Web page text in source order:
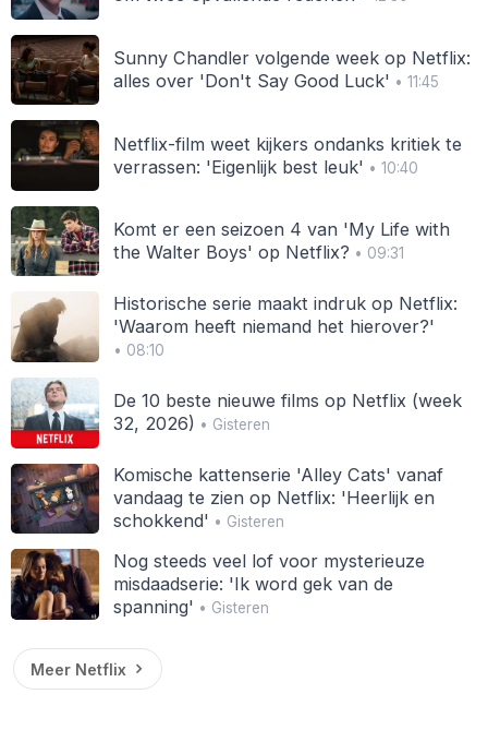
Sunny Chandler volgende week op Netflix:
alles over 'Don't Say Good Luck' • 11:45
Netflix-film weet kijkers ondanks kritiek te
verrassen: 'Eigenlijk best leuk' • 10:40
Komt er een seizoen 4 van 'My Life with
the Walter Boys' op Netflix? • 09:31
Historische serie maakt indruk op Netflix:
'Waarom heeft niemand het hierover?'
• 08:10
De 10 beste nieuwe films op Netflix (week
32, 2026) • Gisteren
Komische kattenserie 'Alley Cats' vanaf
vandaag te zien op Netflix: 'Heerlijk en
schokkend' • Gisteren
Nog steeds veel lof voor mysterieuze
misdaadserie: 'Ik word gek van de
spanning' • Gisteren
Meer Netflix